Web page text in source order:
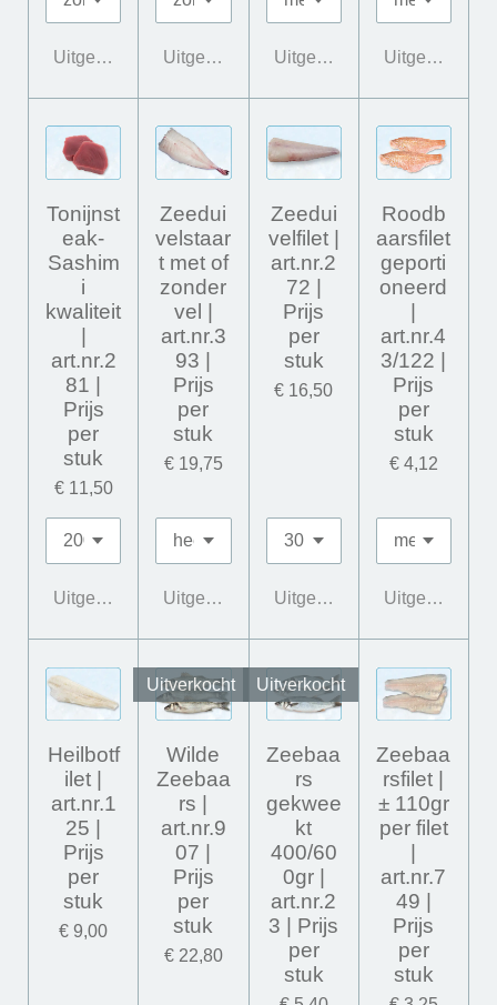
UitgeschakeldUitgeschakeldUitgeschakeldUitgeschakeld
Tonijnst
eak-
Sashim
i
kwaliteit
|
art.nr.2
81 |
Prijs
per
stuk
€ 11,50
Uitgeschakeld
Zeedui
velstaar
t met of
zonder
vel |
art.nr.3
93 |
Prijs
per
stuk
€ 19,75
Uitgeschakeld
Zeedui
velfilet |
art.nr.2
72 |
Prijs
per
stuk
€ 16,50
Uitgeschakeld
Roodb
aarsfilet
geporti
oneerd
|
art.nr.4
3/122 |
Prijs
per
stuk
€ 4,12
Uitgeschakeld
Heilbotf
ilet |
art.nr.1
25 |
Prijs
per
stuk
€ 9,00
Uitverkocht
Wilde
Zeebaa
rs |
art.nr.9
07 |
Prijs
per
stuk
€ 22,80
Uitverkocht
Zeebaa
rs
gekwee
kt
400/60
0gr |
art.nr.2
3 | Prijs
per
stuk
Zeebaa
rsfilet |
± 110gr
per filet
art.nr.7
49 |
Prijs
per
stuk